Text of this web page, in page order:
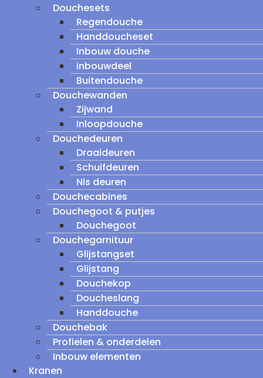
Douchesets
Regendouche
Handdoucheset
Inbouw douche
inbouwdeel
Buitendouche
Douchewanden
Zijwand
Inloopdouche
Douchedeuren
Draaideuren
Schuifdeuren
Nis deuren
Douchecabines
Douchegoot & putjes
Douchegoot
Douchegarnituur
Glijstangset
Glijstang
Douchekop
Doucheslang
Handdouche
Douchebak
Profielen & onderdelen
Inbouw elementen
Kranen